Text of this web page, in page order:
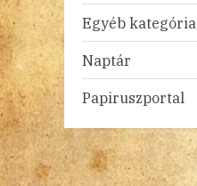
Egyéb kategória
Naptár
Papiruszportal